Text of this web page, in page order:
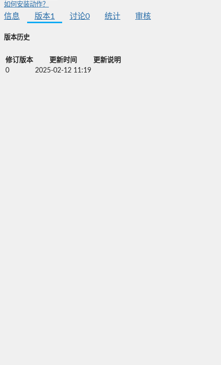
如何安装动作？
信息 版本1 讨论0 统计 审核
版本历史
修订版本 更新时间
更新说明
0
2025-02-12 11:19